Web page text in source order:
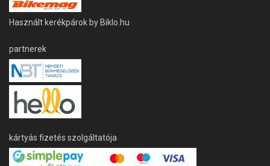
Használt kerékpárok by Biklo.hu
partnerek
kártyás fizetés szolgáltatója